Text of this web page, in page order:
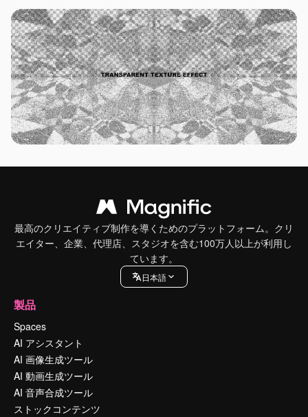
最高のクリエイティブ制作を導くためのプラットフォーム。クリ
エイター、企業、代理店、スタジオを含む100万人以上が利用し
ています。
日本語
製品
Spaces
AI アシスタント
AI 画像生成ツール
AI 動画生成ツール
AI 音声合成ツール
ストックコンテンツ